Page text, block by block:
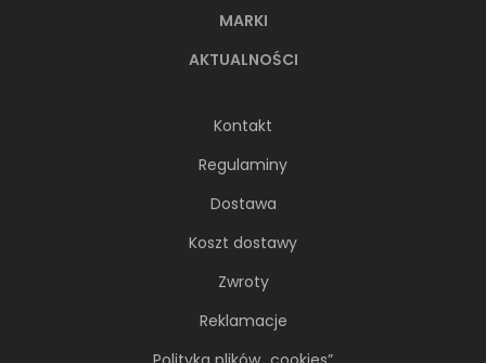
MARKI
AKTUALNOŚCI
Kontakt
Regulaminy
Dostawa
Koszt dostawy
Zwroty
Reklamacje